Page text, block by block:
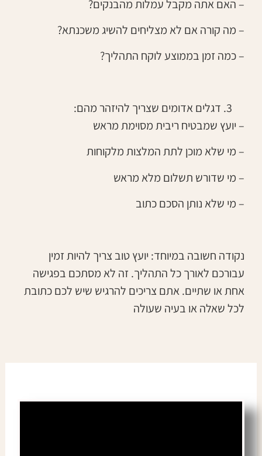
– האם אתה מקבל עמלות מהבנקים?
– מה קורה אם לא מצליחים להשיג משכנתא?
– כמה זמן בממוצע לוקח התהליך?
דגלים אדומים שצריך להיזהר מהם:
– יועץ שמבטיח ריבית מסוימת מראש
– מי שלא מוכן לתת המלצות מלקוחות
– מי שדורש תשלום מלא מראש
– מי שלא נותן הסכם כתוב
נקודה חשובה במיוחד: יועץ טוב צריך להיות זמין
עבורכם לאורך כל התהליך. זה לא מסתכם בפגישה
אחת או שתיים. אתם צריכים להרגיש שיש לכם כתובת
לכל שאלה או בעיה שעולה